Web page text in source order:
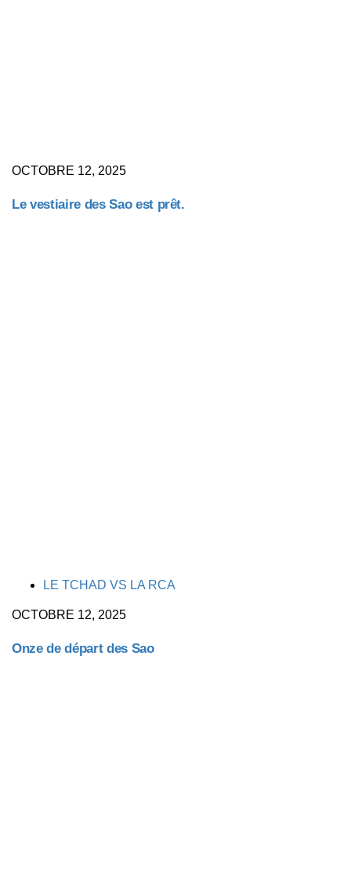
OCTOBRE 12, 2025
Le vestiaire des Sao est prêt.
TAGSLE TCHAD VS LA RCA
OCTOBRE 12, 2025
Onze de départ des Sao